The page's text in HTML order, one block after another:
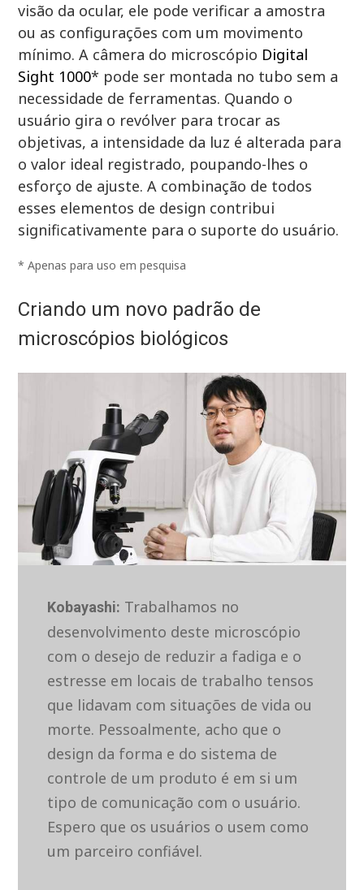
visão da ocular, ele pode verificar a amostra
ou as configurações com um movimento
mínimo. A câmera do microscópio Digital
Sight 1000* pode ser montada no tubo sem a
necessidade de ferramentas. Quando o
usuário gira o revólver para trocar as
objetivas, a intensidade da luz é alterada para
o valor ideal registrado, poupando-lhes o
esforço de ajuste. A combinação de todos
esses elementos de design contribui
significativamente para o suporte do usuário.
* Apenas para uso em pesquisa
Criando um novo padrão de
microscópios biológicos
Kobayashi: Trabalhamos no
desenvolvimento deste microscópio
com o desejo de reduzir a fadiga e o
estresse em locais de trabalho tensos
que lidavam com situações de vida ou
morte. Pessoalmente, acho que o
design da forma e do sistema de
controle de um produto é em si um
tipo de comunicação com o usuário.
Espero que os usuários o usem como
um parceiro confiável.